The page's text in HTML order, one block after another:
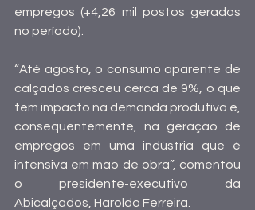
empregos (+4,26 mil postos gerados
no período).
“Até agosto, o consumo aparente de
calçados cresceu cerca de 9%, o que
tem impacto na demanda produtiva e,
consequentemente, na geração de
empregos em uma indústria que é
intensiva em mão de obra”, comentou
o presidente-executivo da
Abicalçados, Haroldo Ferreira.